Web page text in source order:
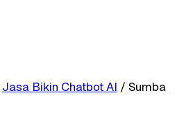
Jasa Bikin Chatbot AI / Sumba